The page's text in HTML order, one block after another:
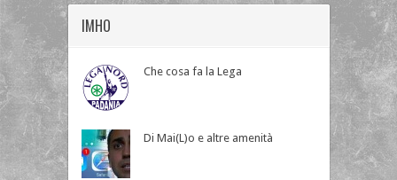
IMHO
Che cosa fa la Lega
Di Mai(L)o e altre amenità